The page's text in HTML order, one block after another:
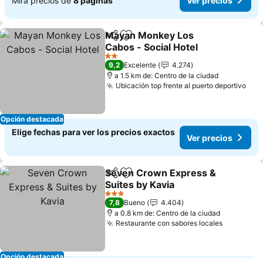
Opción destacada
CompartirAgregar a favoritos
Mayan Monkey Los
Cabos - Social Hotel
2 Estrellas
9,2 Excelente
4.274
a 1.5 km de: Centro de la ciudad
Ubicación top frente al puerto deportivo
Elige fechas para ver los precios exactos
Ver precios
CompartirAgregar a favoritos
Seven Crown Express &
Suites by Kavia
3 Estrellas
7,8 Bueno
4.404
a 0.8 km de: Centro de la ciudad
Restaurante con sabores locales